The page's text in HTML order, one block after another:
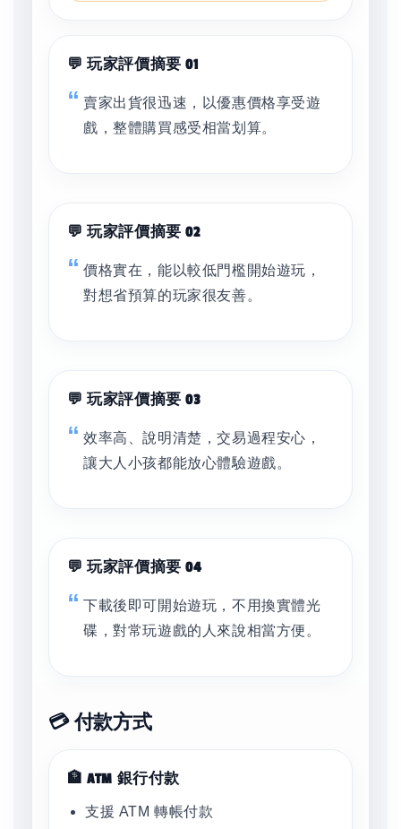
💬 玩家評價摘要 01
賣家出貨很迅速，以優惠價格享受遊
戲，整體購買感受相當划算。
💬 玩家評價摘要 02
價格實在，能以較低門檻開始遊玩，
對想省預算的玩家很友善。
💬 玩家評價摘要 03
效率高、說明清楚，交易過程安心，
讓大人小孩都能放心體驗遊戲。
💬 玩家評價摘要 04
下載後即可開始遊玩，不用換實體光
碟，對常玩遊戲的人來說相當方便。
💳 付款方式
🏦 ATM 銀行付款
支援 ATM 轉帳付款